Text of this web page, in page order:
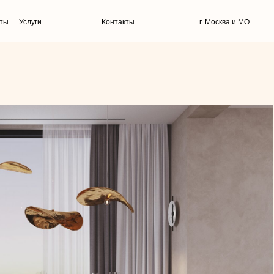
Услуги Контакты г. Москва и МО
заказать проект